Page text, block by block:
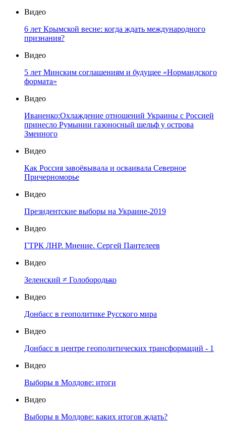
Видео
6 лет Крымской весне: когда ждать международного
признания?
Видео
5 лет Минским соглашениям и будущее «Нормандского
формата»
Видео
Иваненко:Охлаждение отношений Украины с Россией
принесло Румынии газоносный шельф у острова
Змеиного
Видео
Как Россия завоёвывала и осваивала Северное
Причерноморье
Видео
Президентские выборы на Украине-2019
Видео
ГТРК ЛНР. Мнение. Сергей Пантелеев
Видео
Зеленский ≠ Голобородько
Видео
Донбасс в геополитике Русского мира
Видео
Донбасс в центре геополитических трансформаций - 1
Видео
Выборы в Молдове: итоги
Видео
Выборы в Молдове: каких итогов ждать?